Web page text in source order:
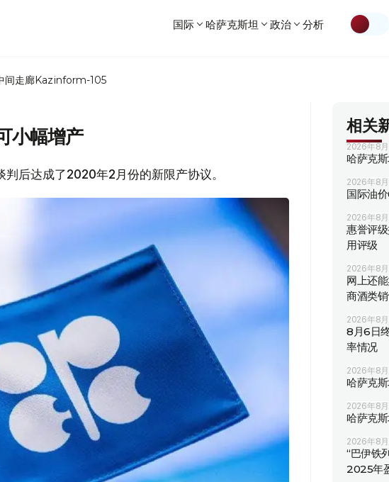
国际 哈萨克斯坦 政治 分析
间走廊Kazinform-105
小幅增产
后达成了2020年2月份的新限产协议。
相关
2026年8
哈萨克
2026年8
国际油
2026年8
惠誉评
用评级
2026年8
网上还
商酒类
2026年8
8月6日
率情况
2026年8
哈萨克
2026年8
哈萨克
2026年8
“巴伊铁
2025年